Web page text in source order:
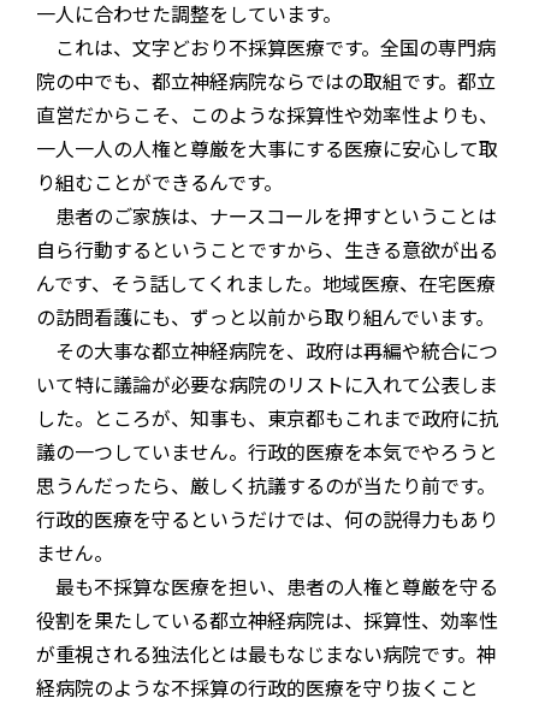
一人に合わせた調整をしています。
これは、文字どおり不採算医療です。全国の専門病
院の中でも、都立神経病院ならではの取組です。都立
直営だからこそ、このような採算性や効率性よりも、
一人一人の人権と尊厳を大事にする医療に安心して取
り組むことができるんです。
患者のご家族は、ナースコールを押すということは
自ら行動するということですから、生きる意欲が出る
んです、そう話してくれました。地域医療、在宅医療
の訪問看護にも、ずっと以前から取り組んでいます。
その大事な都立神経病院を、政府は再編や統合につ
いて特に議論が必要な病院のリストに入れて公表しま
した。ところが、知事も、東京都もこれまで政府に抗
議の一つしていません。行政的医療を本気でやろうと
思うんだったら、厳しく抗議するのが当たり前です。
行政的医療を守るというだけでは、何の説得力もあり
ません。
最も不採算な医療を担い、患者の人権と尊厳を守る
役割を果たしている都立神経病院は、採算性、効率性
が重視される独法化とは最もなじまない病院です。神
経病院のような不採算の行政的医療を守り抜くこと